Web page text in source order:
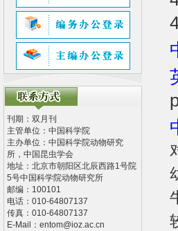
刊期：双月刊
主管单位： 中国科学院
主办单位： 中国科学院动物研究
所，中国昆虫学会
地址： 北京市朝阳区北辰西路1号院
5号中国科学院动物研究所
邮编： 100101
电话： 010-64807137
传真： 010-64807137
E-Mail： entom@ioz.ac.cn